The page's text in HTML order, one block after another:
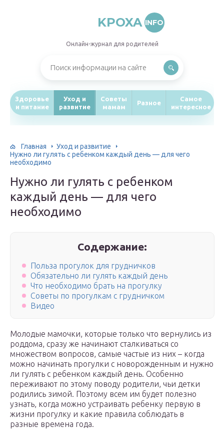
KPOXA INFO
Онлайн-журнал для родителей
Здоровье
и питание
Уход и
развитие
Советы
мамам
Разное
Самое
интересное
Главная
Уход и развитие
Нужно ли гулять с ребенком каждый день — для чего
необходимо
Нужно ли гулять с ребенком
каждый день — для чего
необходимо
Содержание:
Польза прогулок для грудничков
Обязательно ли гулять каждый день
Что необходимо брать на прогулку
Советы по прогулкам с грудничком
Видео
Молодые мамочки, которые только что вернулись из
роддома, сразу же начинают сталкиваться со
множеством вопросов, самые частые из них – когда
можно начинать прогулки с новорожденным и нужно
ли гулять с ребенком каждый день. Особенно
переживают по этому поводу родители, чьи детки
родились зимой. Поэтому всем им будет полезно
узнать, когда можно устраивать ребенку первую в
жизни прогулку и какие правила соблюдать в
разные времена года.